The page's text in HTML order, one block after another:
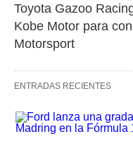
Toyota Gazoo
Kobe Motor para
Motorsport
ENTRADAS RECIENTES